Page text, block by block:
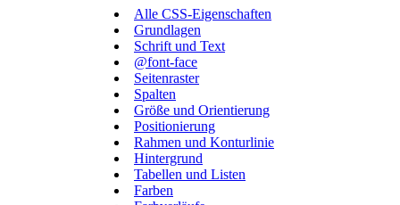
Alle CSS-Eigenschaften
Grundlagen
Schrift und Text
@font-face
Seitenraster
Spalten
Größe und Orientierung
Positionierung
Rahmen und Konturlinie
Hintergrund
Tabellen und Listen
Farben